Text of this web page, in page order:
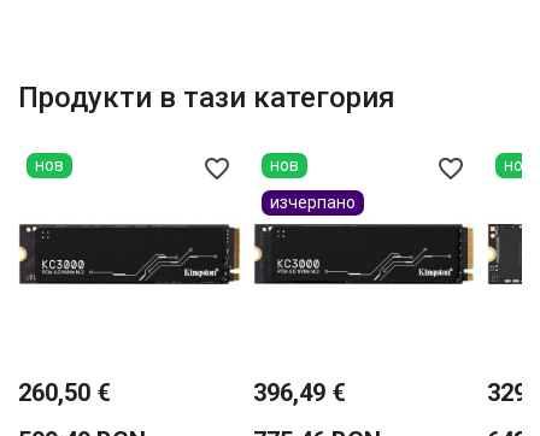
Продукти в тази категория
favorite_border
260,50 €
нов favorite_border
396,49 €
нов
изчерпано
нов